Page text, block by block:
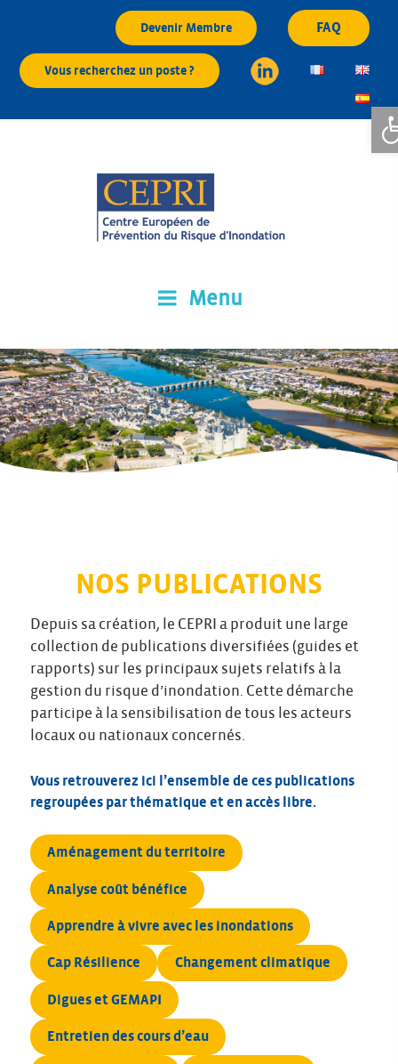
contenu
principal
Devenir Membre FAQ
Vous recherchez un poste ?
Menu
NOS PUBLICATIONS
Depuis sa création, le CEPRI a produit une large
collection de publications diversifiées (guides et
rapports) sur les principaux sujets relatifs à la
gestion du risque d’inondation. Cette démarche
participe à la sensibilisation de tous les acteurs
locaux ou nationaux concernés.
Vous retrouverez ici l’ensemble de ces publications
regroupées par thématique et en accès libre.
Aménagement du territoire
Analyse coût bénéfice
Apprendre à vivre avec les inondations
Cap Résilience Changement climatique
Digues et GEMAPI
Entretien des cours d’eau